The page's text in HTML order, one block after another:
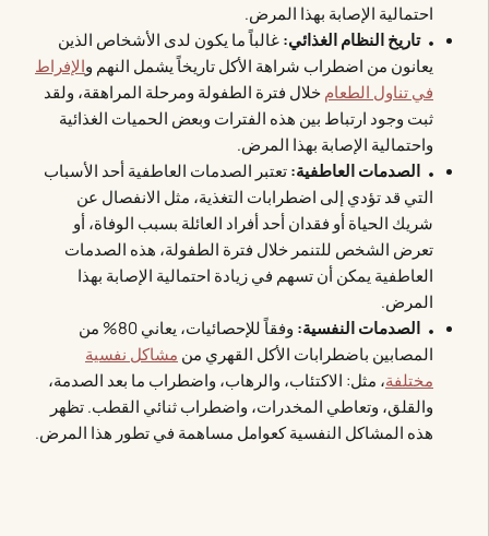
احتمالية الإصابة بهذا المرض.
تاريخ النظام الغذائي:غالباً ما يكون لدى الأشخاص الذين
يعانون من اضطراب شراهة الأكل تاريخاً يشمل النهم والإفراط
في تناول الطعامخلال فترة الطفولة ومرحلة المراهقة، ولقد
ثبت وجود ارتباط بين هذه الفترات وبعض الحميات الغذائية
واحتمالية الإصابة بهذا المرض.
الصدمات العاطفية:تعتبر الصدمات العاطفية أحد الأسباب
التي قد تؤدي إلى اضطرابات التغذية، مثل الانفصال عن
شريك الحياة أو فقدان أحد أفراد العائلة بسبب الوفاة، أو
تعرض الشخص للتنمر خلال فترة الطفولة، هذه الصدمات
العاطفية يمكن أن تسهم في زيادة احتمالية الإصابة بهذا
المرض.
الصدمات النفسية:
وفقاً للإحصائيات، يعاني 80% من
المصابين باضطرابات الأكل القهري من مشاكل نفسية
مختلفة، مثل: الاكتئاب، والرهاب، واضطراب ما بعد الصدمة،
والقلق، وتعاطي المخدرات، واضطراب ثنائي القطب. تظهر
هذه المشاكل النفسية كعوامل مساهمة في تطور هذا المرض.